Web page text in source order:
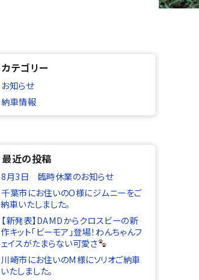
カテゴリー
お知らせ
納車情報
最近の投稿
8月3日 臨時休業のお知らせ
千葉市にお住いのO様にジムニーをご
納車いたしました。
【新発表】DAMDからクロスビーの新
作キット「ビーモア」登場！わんちゃんフ
ェイスがたまらない可愛さ
川崎市にお住いのM様にソリオご納車
いたしました。